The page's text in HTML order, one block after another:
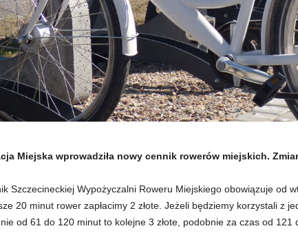
Miejska wprowadziła nowy cennik rowerów miejskich.
Szczecineckiej Wypożyczalni Roweru Miejskiego obowiązuje od
20 minut rower zapłacimy 2 złote. Jeżeli będziemy korzystali z
od 61 do 120 minut to kolejne 3 złote, podobnie za czas od